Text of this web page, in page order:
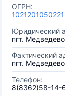
ОГРН:
1021201050221
Юридический
пгт.
Фактический
пгт.
Телефон:
8(8362)58-14-